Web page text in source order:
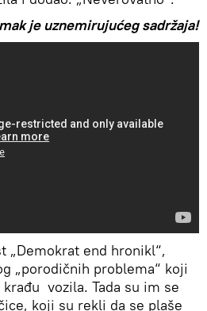
je uznemirujućeg sadržaja!
„Demokrat end hronikl“,
„porodičnih problema“ koji
vozila. Tada su im se
koji su rekli da se plaše